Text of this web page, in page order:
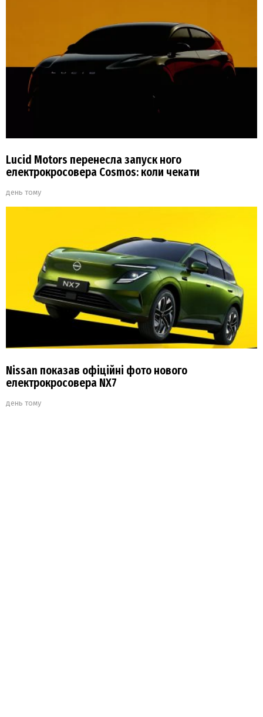
Lucid Motors перенесла запуск ного
електрокросовера Cosmos: коли чекати
день тому
Nissan показав офіційні фото нового
електрокросовера NX7
день тому